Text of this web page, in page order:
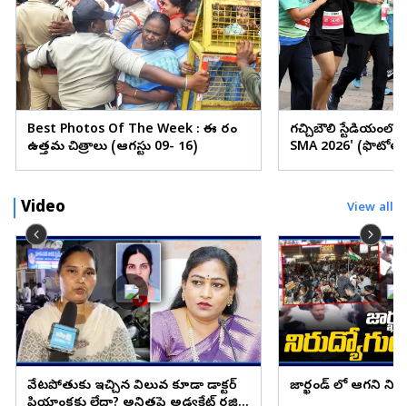
Best Photos Of The Week : ఈ వారం
ఉత్తమ చిత్రాలు (ఆగస్టు 09- 16)
గచ్చిబౌలి స్టేడియంలో
SMA 2026'
Video View all
వేటపోతుకు ఇచ్చిన విలువ కూడా డాక్టర్
జార్ఖండ్ లో ఆగని